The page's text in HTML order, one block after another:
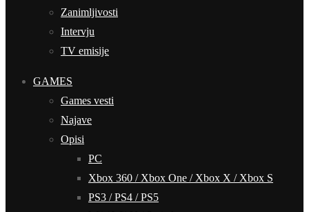
Zanimljivosti
Intervju
TV emisije
GAMES
Games vesti
Najave
Opisi
PC
Xbox 360 / Xbox One / Xbox X / Xbox S
PS3 / PS4 / PS5